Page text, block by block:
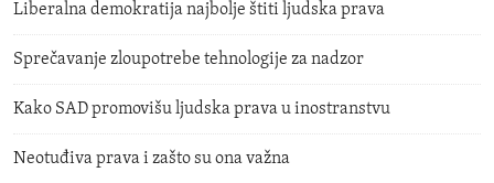
Liberalna demokratija najbolje štiti ljudska prava
Sprečavanje zloupotrebe tehnologije za nadzor
Kako SAD promovišu ljudska prava u inostranstvu
Neotuđiva prava i zašto su ona važna